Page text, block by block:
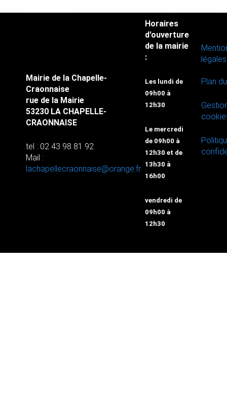
Mairie de la Chapelle-
Craonnaise
rue de la Mairie
53230 LA CHAPELLE-
CRAONNAISE
tel : 02 43 98 81 92
Mail :
lachapellecraonnaise@orange.fr
Horaires
d'ouverture
de la mairie
:
Les lundi de
09h00 à
12h30
Le mercredi
de 09h00 à
12h30 et de
13h30 à
16h00
vendredi de
09h00 à
12h30
légales
Plan